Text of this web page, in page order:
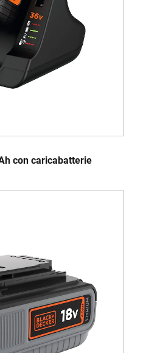
con caricabatterie